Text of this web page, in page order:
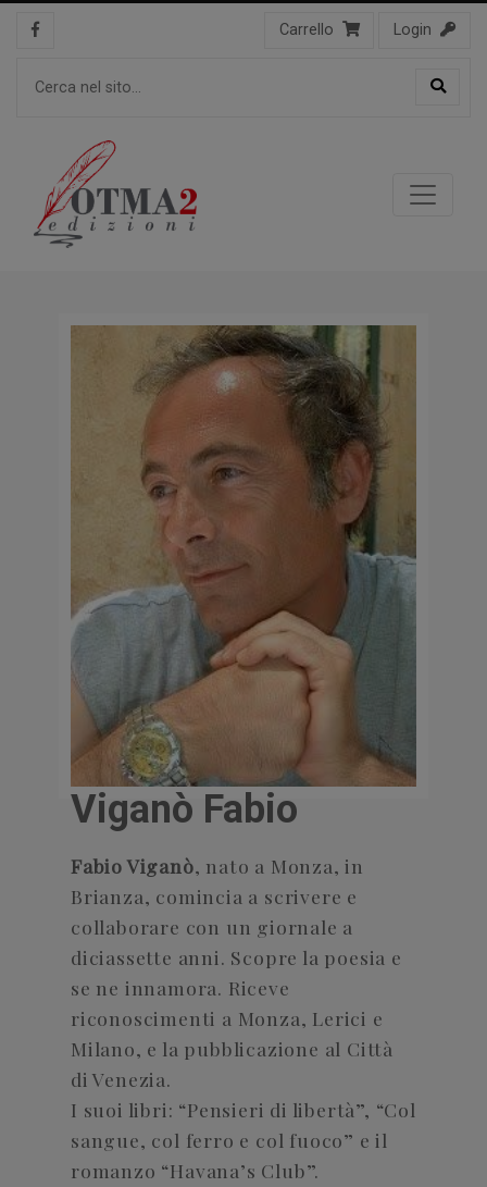
Carrello Login
Viganò Fabio
Fabio Viganò, nato a Monza, in
Brianza, comincia a scrivere e
collaborare con un giornale a
diciassette anni. Scopre la poesia e
se ne innamora. Riceve
riconoscimenti a Monza, Lerici e
Milano, e la pubblicazione al Città
di Venezia.
I suoi libri: “Pensieri di libertà”, “Col
sangue, col ferro e col fuoco” e il
romanzo “Havana’s Club”.